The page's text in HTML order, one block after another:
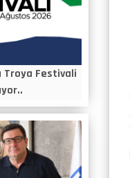
Troya Festivali